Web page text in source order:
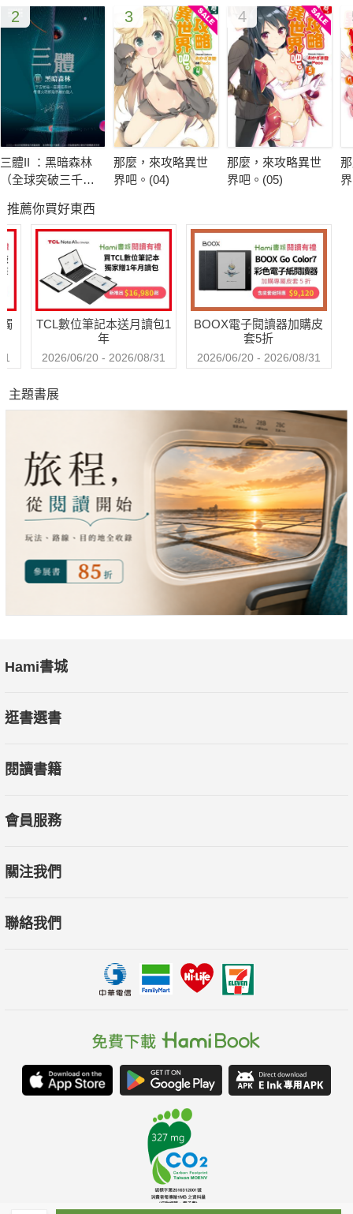
2
三體II ：黑暗森林
（全球突破三千萬
3
那麼，來攻略異世
界吧。(04)
4
那麼，來攻略異世
界吧。(05)
推薦你買好東西
TCL數位筆記本送月讀包1
年
2026/06/20 - 2026/08/31
BOOX電子閱讀器加購皮
套5折
2026/06/20 - 2026/08/31
主題書展
Hami書城
逛書選書
閱讀書籍
會員服務
關注我們
聯絡我們